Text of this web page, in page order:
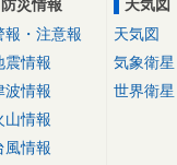
防災情報
報・注意報
震情報
波情報
山情報
風情報
天気図
天気図
気象衛星
世界衛星